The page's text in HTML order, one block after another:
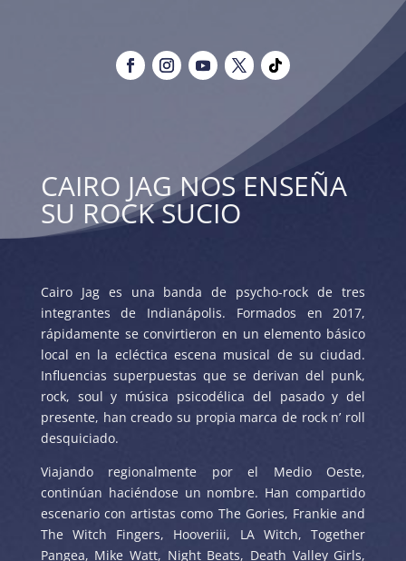
CAIRO JAG NOS ENSEÑA
SU ROCK SUCIO
Cairo Jag es una banda de psycho-rock de tres
integrantes de Indianápolis. Formados en 2017,
rápidamente se convirtieron en un elemento básico
local en la ecléctica escena musical de su ciudad.
Influencias superpuestas que se derivan del punk,
rock, soul y música psicodélica del pasado y del
presente, han creado su propia marca de rock n’ roll
desquiciado.
Viajando regionalmente por el Medio Oeste,
continúan haciéndose un nombre. Han compartido
escenario con artistas como The Gories, Frankie and
The Witch Fingers, Hooveriii, LA Witch, Together
Pangea, Mike Watt, Night Beats, Death Valley Girls,